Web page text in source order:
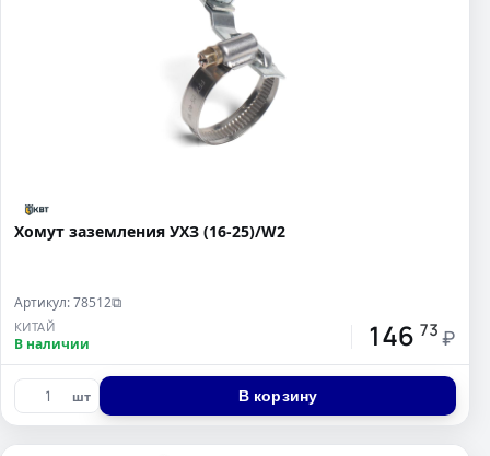
Хомут заземления УХЗ (16-25)/W2
Артикул: 78512⧉
КИТАЙ
В наличии 146 73 ₽
шт В корзину